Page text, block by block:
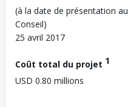
(à la date de présentation au
Conseil)
25 avril 2017
Coût total du projet 1
USD 0.80 millions